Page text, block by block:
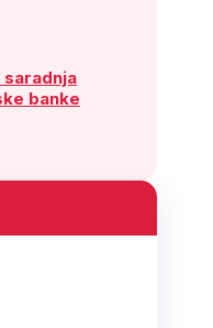
saradnja
banke